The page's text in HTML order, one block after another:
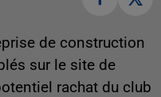
de construction
sur le site de
rachat du club